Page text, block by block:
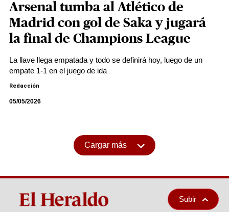
Arsenal tumba al Atlético de
Madrid con gol de Saka y jugará
la final de Champions League
La llave llega empatada y todo se definirá hoy, luego de un
empate 1-1 en el juego de ida
Redacción
05/05/2026
Cargar más
Subir